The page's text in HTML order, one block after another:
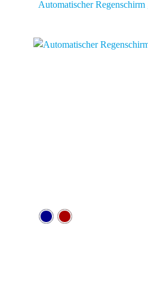
Automatischer Regenschirm